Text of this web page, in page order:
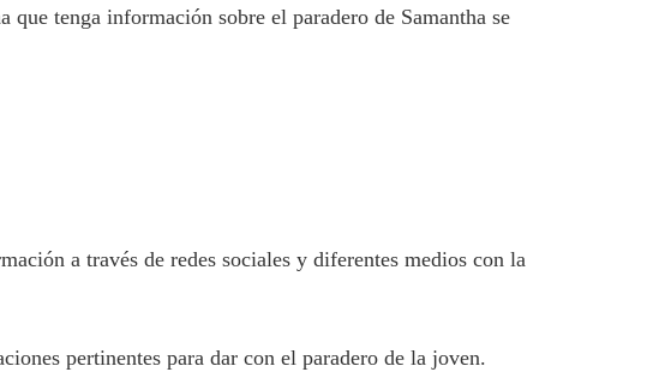
tenga información sobre el paradero de Samantha se
a través de redes sociales y diferentes medios con la
pertinentes para dar con el paradero de la joven.